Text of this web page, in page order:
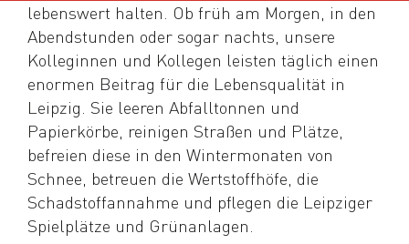
lebenswert halten. Ob früh am Morgen, in den
Abendstunden oder sogar nachts, unsere
Kolleginnen und Kollegen leisten täglich einen
enormen Beitrag für die Lebensqualität in
Leipzig. Sie leeren Abfalltonnen und
Papierkörbe, reinigen Straßen und Plätze,
befreien diese in den Wintermonaten von
Schnee, betreuen die Wertstoffhöfe, die
Schadstoffannahme und pflegen die Leipziger
Spielplätze und Grünanlagen.